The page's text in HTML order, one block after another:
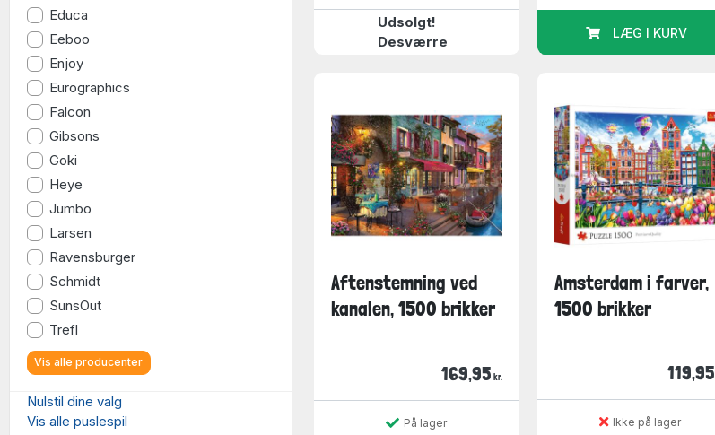
Educa
Eeboo
Enjoy
Eurographics
Falcon
Gibsons
Goki
Heye
Jumbo
Larsen
Ravensburger
Schmidt
SunsOut
Trefl
Vis alle producenter
Nulstil dine valg
Vis alle puslespil
Udsolgt!
Desværre
LÆG I KURV
Aftenstemning ved
kanalen, 1500 brikker
169,95 kr.
På lager
Amsterdam i farver,
1500 brikker
119,95
Ikke på lager